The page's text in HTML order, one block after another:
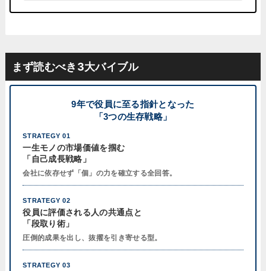
まず読むべき3大バイブル
9年で役員に至る指針となった
「3つの生存戦略」
STRATEGY 01
一生モノの市場価値を掴む
「自己成長戦略」
会社に依存せず「個」の力を確立する全回答。
STRATEGY 02
役員に評価される人の共通点と
「段取り術」
圧倒的成果を出し、抜擢を引き寄せる型。
STRATEGY 03